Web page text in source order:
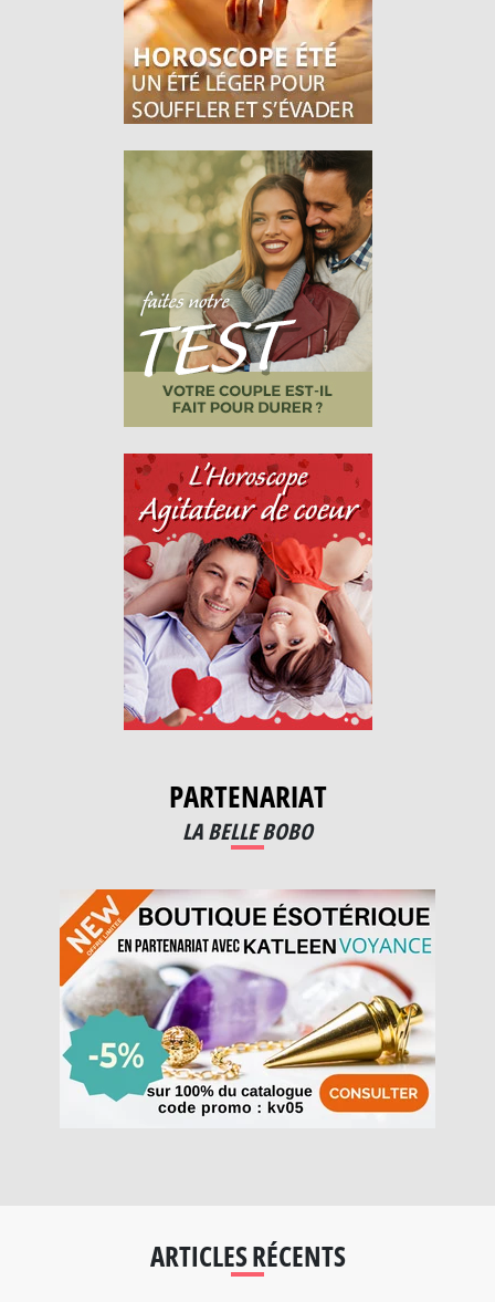
PARTENARIAT
LA BELLE BOBO
ARTICLES RÉCENTS